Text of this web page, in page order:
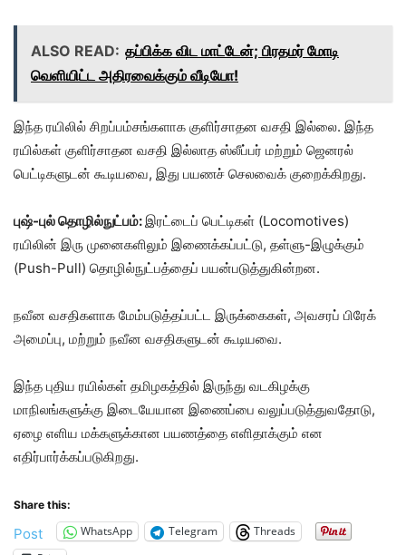
ALSO READ: தப்பிக்க விட மாட்டேன்; பிரதமர் மோடி
வெளியிட்ட அதிரவைக்கும் வீடியோ!
இந்த ரயிலில் சிறப்பம்சங்களாக குளிர்சாதன வசதி இல்லை. இந்த
ரயில்கள் குளிர்சாதன வசதி இல்லாத ஸ்லீப்பர் மற்றும் ஜெனரல்
பெட்டிகளுடன் கூடியவை, இது பயணச் செலவைக் குறைக்கிறது.
புஷ்-புல் தொழில்நுட்பம்: இரட்டைப் பெட்டிகள் (Locomotives)
ரயிலின் இரு முனைகளிலும் இணைக்கப்பட்டு, தள்ளு-இழுக்கும்
(Push-Pull) தொழில்நுட்பத்தைப் பயன்படுத்துகின்றன.
நவீன வசதிகளாக மேம்படுத்தப்பட்ட இருக்கைகள், அவசரப் பிரேக்
அமைப்பு, மற்றும் நவீன வசதிகளுடன் கூடியவை.
இந்த புதிய ரயில்கள் தமிழகத்தில் இருந்து வடகிழக்கு
மாநிலங்களுக்கு இடையேயான இணைப்பை வலுப்படுத்துவதோடு,
ஏழை எளிய மக்களுக்கான பயணத்தை எளிதாக்கும் என
எதிர்பார்க்கப்படுகிறது.
Share this:
Post WhatsApp Telegram
Threads